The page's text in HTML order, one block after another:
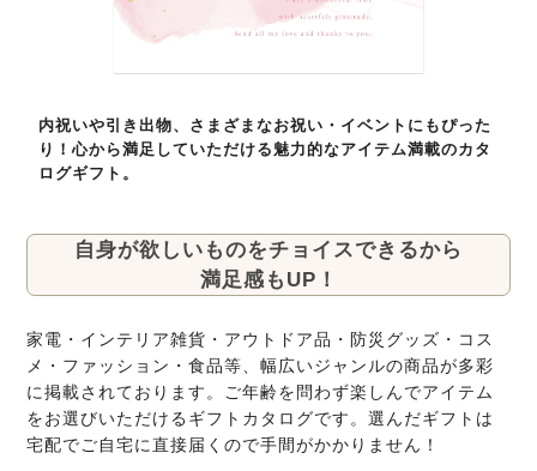
内祝いや引き出物、さまざまなお祝い・イベントにもぴった
り！心から満足していただける魅力的なアイテム満載のカタ
ログギフト。
自身が欲しいものをチョイスできるから
満足感もUP！
家電・インテリア雑貨・アウトドア品・防災グッズ・コス
メ・ファッション・食品等、幅広いジャンルの商品が多彩
に掲載されております。ご年齢を問わず楽しんでアイテム
をお選びいただけるギフトカタログです。選んだギフトは
宅配でご自宅に直接届くので手間がかかりません！